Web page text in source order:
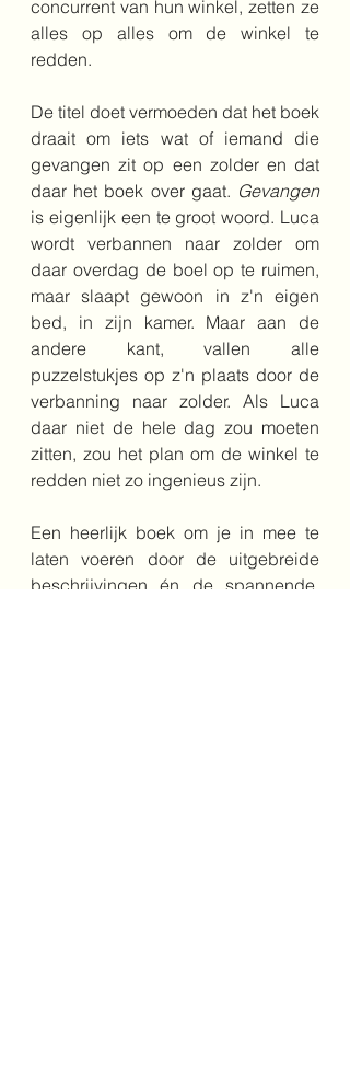
concurrent van hun winkel, zetten ze
alles op alles om de winkel te
redden.
De titel doet vermoeden dat het boek
draait om iets wat of iemand die
gevangen zit op een zolder en dat
daar het boek over gaat. Gevangen
is eigenlijk een te groot woord. Luca
wordt verbannen naar zolder om
daar overdag de boel op te ruimen,
maar slaapt gewoon in z'n eigen
bed, in zijn kamer. Maar aan de
andere kant, vallen alle
puzzelstukjes op z'n plaats door de
verbanning naar zolder. Als Luca
daar niet de hele dag zou moeten
zitten, zou het plan om de winkel te
redden niet zo ingenieus zijn.
Een heerlijk boek om je in mee te
laten voeren door de uitgebreide
beschrijvingen én de spannende,